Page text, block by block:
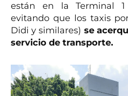
están en la Terminal
evitando que los taxis
Didi y similares) se
servicio de transporte.